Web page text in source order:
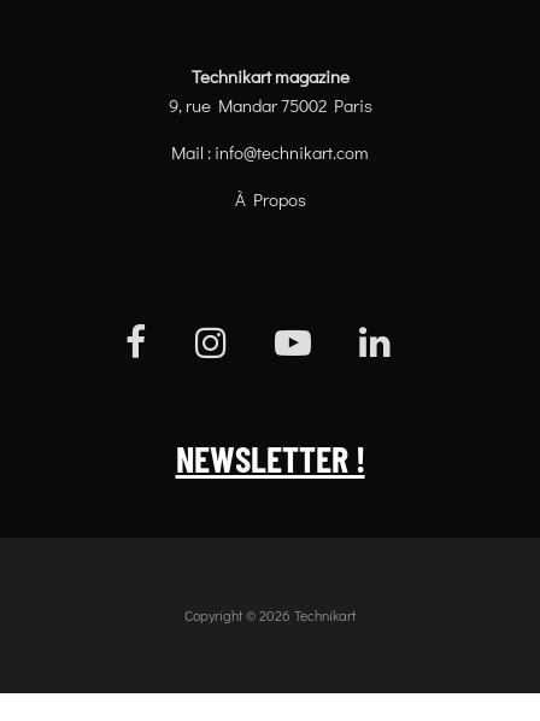
Technikart magazine
9, rue Mandar 75002 Paris
Mail : info@technikart.com
À Propos
NEWSLETTER !
Copyright © 2026 Technikart